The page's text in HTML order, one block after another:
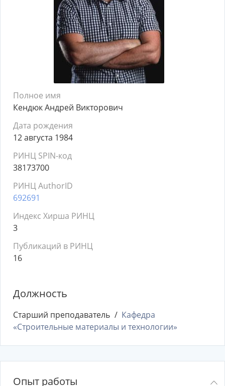
Полное имя
Кендюк Андрей Викторович
Дата рождения
12 августа 1984
РИНЦ SPIN-код
38173700
РИНЦ AuthorID
692691
Индекс Хирша РИНЦ
3
Публикаций в РИНЦ
16
Должность
Старший преподаватель
Кафедра
«Строительные материалы и технологии»
Опыт работы